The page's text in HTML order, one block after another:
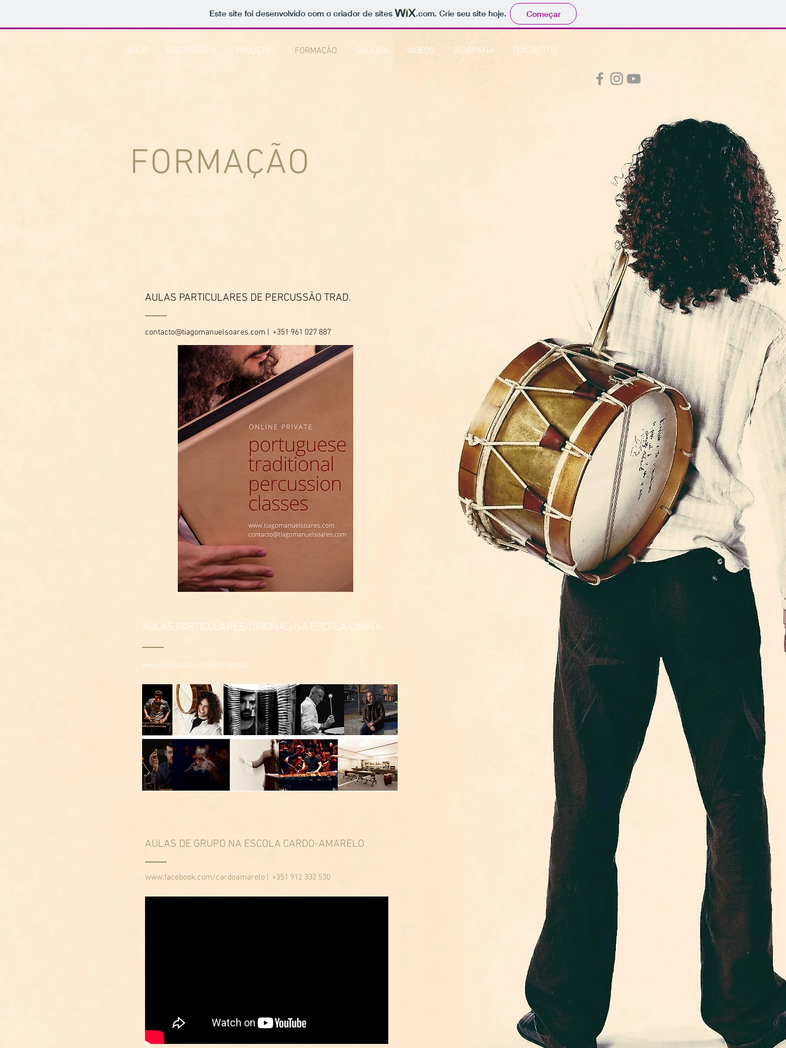
Este site foi desenvolvido com o criador de sites .com. Crie seu site hoje. Começar
INÍCIO DISCOGRAFIA PROJETOS FORMAÇÃO GALERIA VÍDEOS BIOGRAFIA CONTACTOS
FORMAÇÃO
AULAS PARTICULARES DE PERCUSSÃO TRAD.
contacto@tiagomanuelsoares.com | +351 961 027 887
AULAS PARTICULARES/OFICINAS NA ESCOLA LIMINA
www.limina.pt info@limina.pt
AULAS DE GRUPO NA ESCOLA CARDO-AMARELO
www.facebook.com/cardoamarelo | +351 912 332 530